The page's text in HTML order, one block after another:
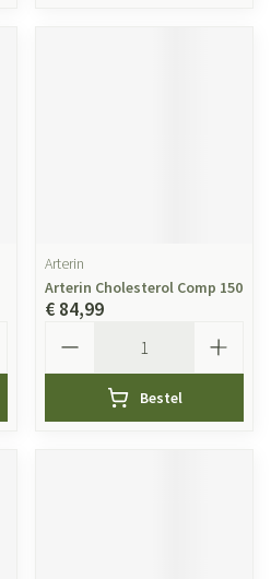
Arterin
Arterin Cholesterol Comp 150
€ 84,99
Bestel